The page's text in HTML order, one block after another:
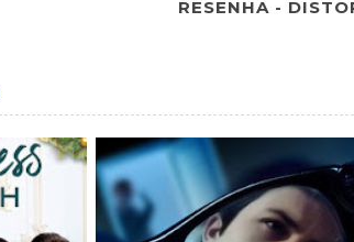
RESENHA -